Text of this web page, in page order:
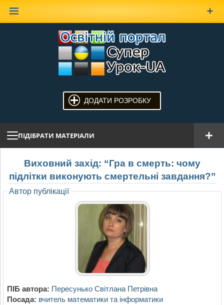
ДОДАТИ РОЗРОБКУ
ПІДІБРАТИ МАТЕРІАЛИ
Виховний захід: “Гра в смерть: чому
підлітки виконують смертельні завдання?”
Автор публікації
ПІБ автора: Пересунько Світлана Петрівна
Посада: вчитель математики та інформатики